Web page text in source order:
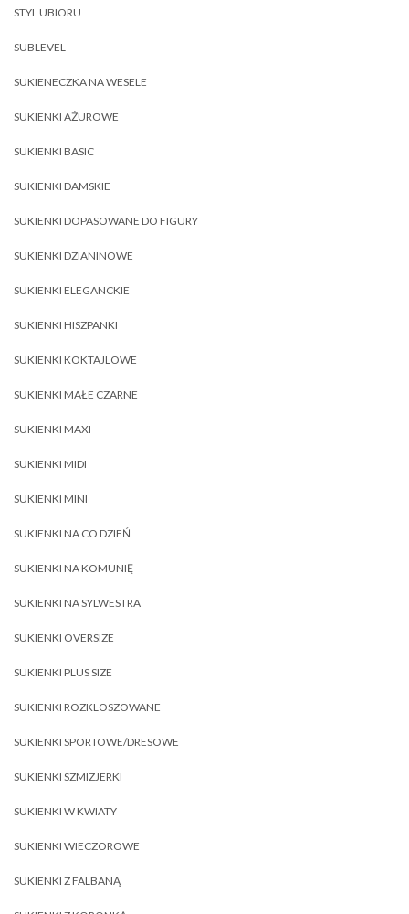
STYL UBIORU
SUBLEVEL
SUKIENECZKA NA WESELE
SUKIENKI AŻUROWE
SUKIENKI BASIC
SUKIENKI DAMSKIE
SUKIENKI DOPASOWANE DO FIGURY
SUKIENKI DZIANINOWE
SUKIENKI ELEGANCKIE
SUKIENKI HISZPANKI
SUKIENKI KOKTAJLOWE
SUKIENKI MAŁE CZARNE
SUKIENKI MAXI
SUKIENKI MIDI
SUKIENKI MINI
SUKIENKI NA CO DZIEŃ
SUKIENKI NA KOMUNIĘ
SUKIENKI NA SYLWESTRA
SUKIENKI OVERSIZE
SUKIENKI PLUS SIZE
SUKIENKI ROZKLOSZOWANE
SUKIENKI SPORTOWE/DRESOWE
SUKIENKI SZMIZJERKI
SUKIENKI W KWIATY
SUKIENKI WIECZOROWE
SUKIENKI Z FALBANĄ